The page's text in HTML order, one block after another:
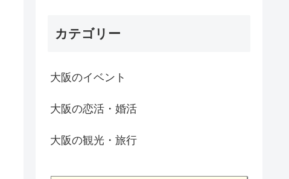
カテゴリー
大阪のイベント
大阪の恋活・婚活
大阪の観光・旅行